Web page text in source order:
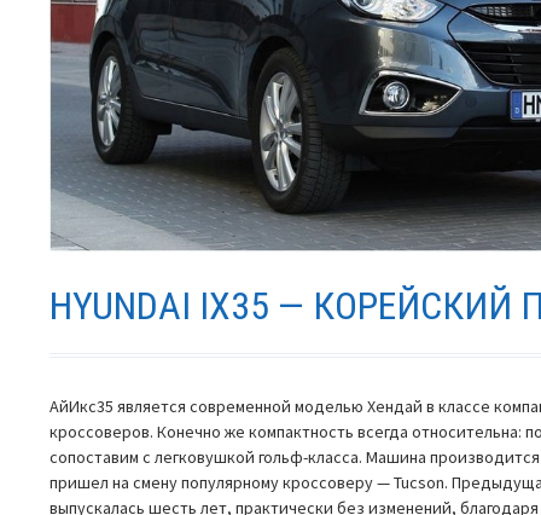
HYUNDAI IX35 — КОРЕЙСКИЙ
АйИкс35 является современной моделью Хендай в классе
кроссоверов. Конечно же компактность всегда относительна:
сопоставим с легковушкой гольф-класса. Машина производится
пришел на смену популярному кроссоверу — Tucson.
выпускалась шесть лет, практически без изменений,